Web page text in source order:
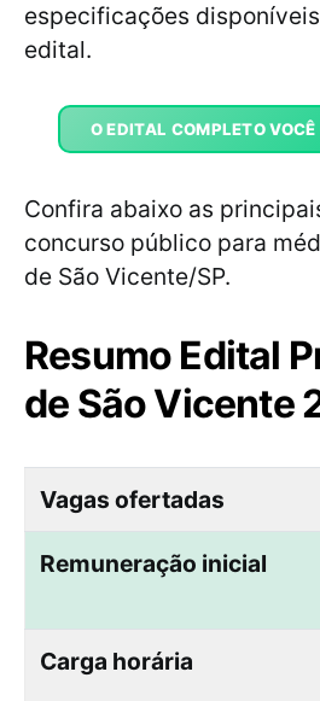
especificações
edital.
O EDITAL COMPLETO
Confira abaixo as
concurso público para
de São Vicente/SP.
Resumo Edital
de São Vicente
Vagas ofertadas
Remuneração inicial
Carga horária